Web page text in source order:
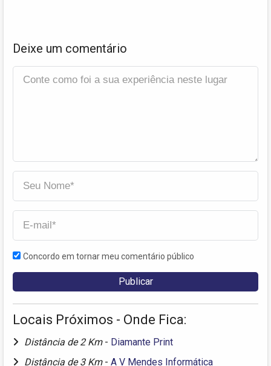
Deixe um comentário
Concordo em tornar meu comentário público
Locais Próximos - Onde Fica:
Distância de 2 Km - Diamante Print
Distância de 3 Km - A V Mendes Informática